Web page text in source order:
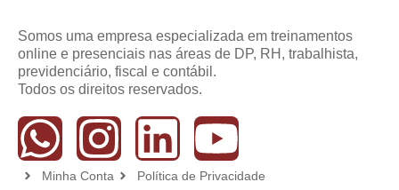
Somos uma empresa especializada em treinamentos
online e presenciais nas áreas de DP, RH, trabalhista,
previdenciário, fiscal e contábil.
Todos os direitos reservados.
Minha Conta Política de Privacidade